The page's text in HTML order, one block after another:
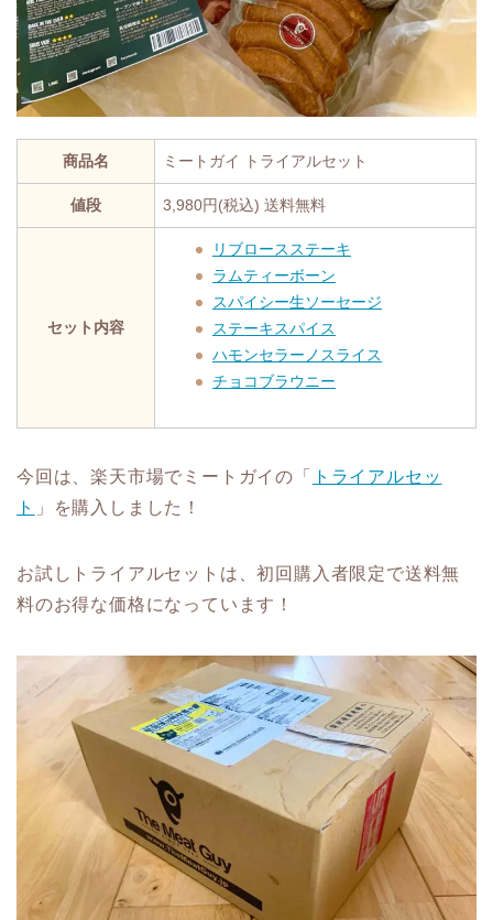
商品名 ミートガイ トライアルセット
値段 3,980円(税込) 送料無料
セット内容
リブロースステーキ
ラムティーボーン
スパイシー生ソーセージ
ステーキスパイス
ハモンセラーノスライス
チョコブラウニー
今回は、楽天市場でミートガイの「
トライアルセッ
ト
」を購入しました！
お試しトライアルセットは、初回購入者限定で送料無
料のお得な価格になっています！